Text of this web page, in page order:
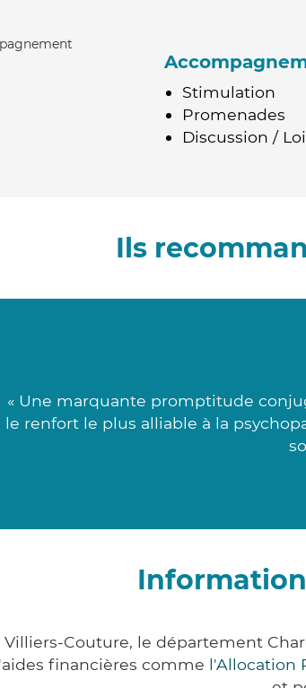
Stimulation
Promenades
Discussion /
Ils
« Une marquante promptitude
le renfort le plus alliable à la
Villiers-Couture, le département
financières comme l'Allocation